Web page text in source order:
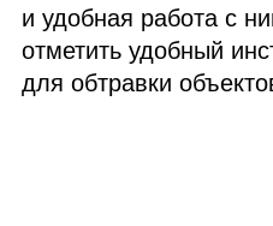
и удобная работа с
отметить удобный
для обтравки